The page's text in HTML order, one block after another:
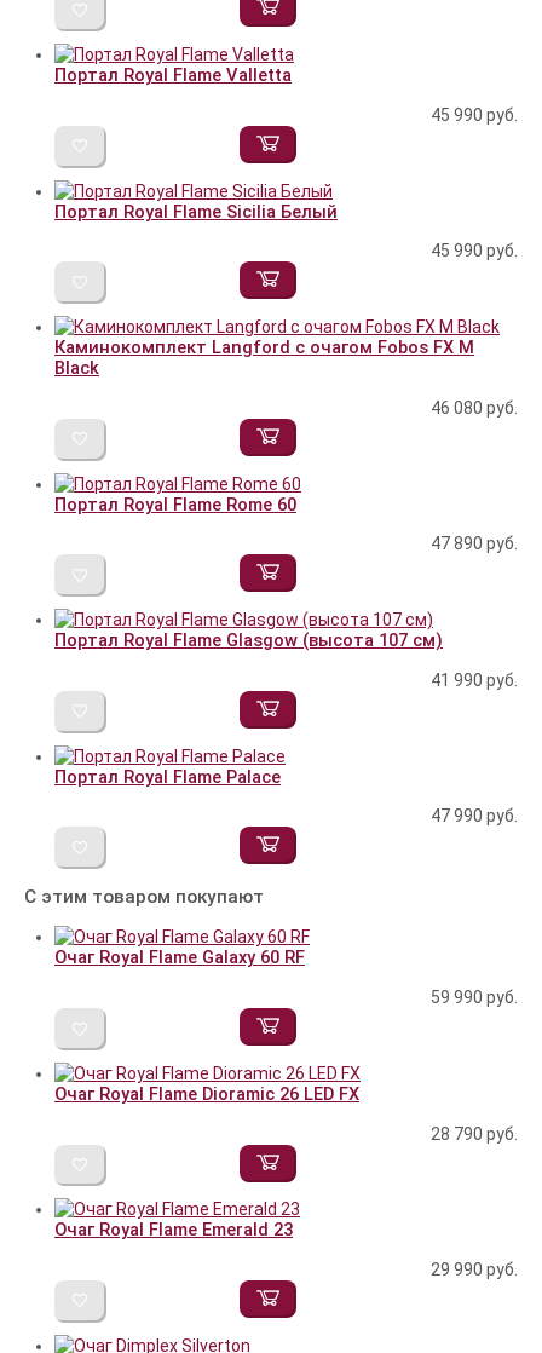
Портал Royal Flame Valletta
45 990 руб.
Портал Royal Flame Sicilia Белый
45 990 руб.
Каминокомплект Langford с очагом Fobos FX M
Black
46 080 руб.
Портал Royal Flame Rome 60
47 890 руб.
Портал Royal Flame Glasgow (высота 107 см)
41 990 руб.
Портал Royal Flame Palace
47 990 руб.
С этим товаром покупают
Очаг Royal Flame Galaxy 60 RF
59 990 руб.
Очаг Royal Flame Dioramic 26 LED FX
28 790 руб.
Очаг Royal Flame Emerald 23
29 990 руб.